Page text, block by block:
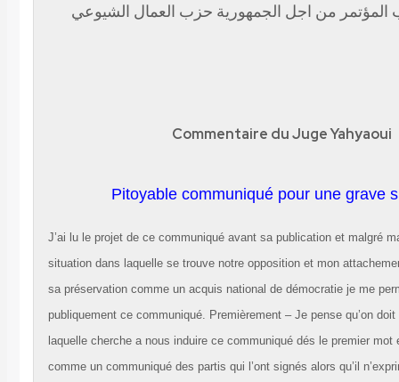
المؤتمر من اجل الجمهورية حزب العمال الشيوعي
Commentaire du Juge Yahyaoui
Pitoyable communiqué pour une grave
J’ai lu le projet de ce communiqué avant sa publication et malgré
situation dans laquelle se trouve notre opposition et mon
sa préservation comme un acquis national de démocratie je me
publiquement ce communiqué. Premièrement – Je pense qu’on doit
laquelle cherche a nous induire ce communiqué dés le premier mot
comme un communiqué des partis qui l’ont signés alors qu’il